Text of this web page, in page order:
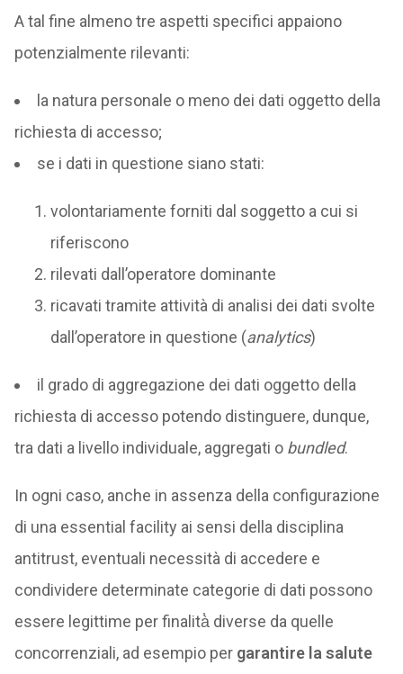
A tal fine almeno tre aspetti specifici appaiono
potenzialmente rilevanti:
la natura personale o meno dei dati oggetto della
richiesta di accesso;
se i dati in questione siano stati:
volontariamente forniti dal soggetto a cui si
riferiscono
rilevati dall’operatore dominante
ricavati tramite attività di analisi dei dati svolte
dall’operatore in questione (analytics)
il grado di aggregazione dei dati oggetto della
richiesta di accesso potendo distinguere, dunque,
tra dati a livello individuale, aggregati o bundled.
In ogni caso, anche in assenza della configurazione
di una essential facility ai sensi della disciplina
antitrust, eventuali necessità di accedere e
condividere determinate categorie di dati possono
essere legittime per finalità̀ diverse da quelle
concorrenziali, ad esempio per garantire la salute